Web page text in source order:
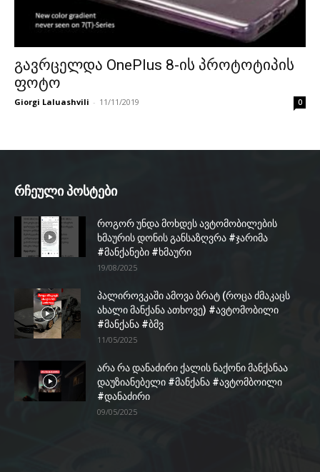
გავრცელდა OnePlus 8-ის პროტოტიპის
ფოტო
Giorgi Laluashvili - 11/11/2019 0
რჩეული პოსტები
როგორ უნდა მოხდეს ავტომობილების
ხმაურის დონის განსაზღვრა #ჯარიმა
#მანქანები #ხმაური
19/08/2025
პალიროვკაში ამოვა ბრატ (როცა ძმაკაცს
ახალი მანქანა ათხოვე) #ავტომობილი
#მანქანა #ბმვ
11/05/2025
არა რა დანაძირი ქალის ნაქონი მანქანაა
დაუზიანებელი #მანქანა #ავტომბოილი
#დანაძირი
09/05/2025